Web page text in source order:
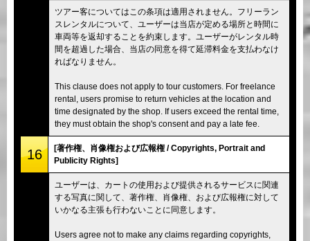
ツアー客についてはこの条項は適用されません。フリーラン
スレンタルについて、ユーザーは当店が定める場所と時間に
車両等を返却することを約束します。ユーザーがレンタル時
間を超過した場合、当店の同意を得て延滞料金を支払わなけ
ればなりません。
This clause does not apply to tour customers. For freelance
rental, users promise to return vehicles at the location and
time designated by the shop. If users exceed the rental time,
they must obtain the shop's consent and pay a late fee.
16
[著作権、肖像権および広報権 / Copyrights, Portrait and
Publicity Rights]
ユーザーは、カートの使用および提供されるサービスに関連
する写真に関して、著作権、肖像権、および広報権に対して
いかなる主張も行わないことに同意します。
Users agree not to make any claims regarding copyrights,